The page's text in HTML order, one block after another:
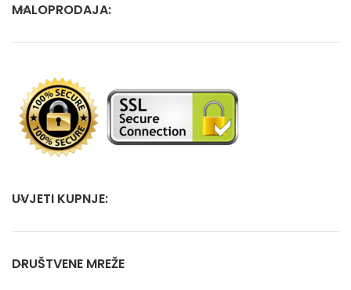
MALOPRODAJA:
UVJETI KUPNJE:
DRUŠTVENE MREŽE